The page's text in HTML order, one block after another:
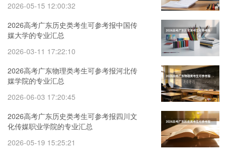
2026-05-15 12:00:32
2026高考广东历史类考生可参考报中国传
媒大学的专业汇总
2026-03-11 17:22:10
2026高考广东物理类考生可参考报河北传
媒学院的专业汇总
2026-06-03 17:20:45
2026高考广东历史类考生可参考报四川文
化传媒职业学院的专业汇总
2026-05-19 15:25:21